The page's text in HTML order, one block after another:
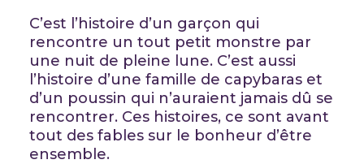
C’est l’histoire d’un garçon qui
rencontre un tout petit monstre par
une nuit de pleine lune. C’est aussi
l’histoire d’une famille de capybaras et
d’un poussin qui n’auraient jamais dû se
rencontrer. Ces histoires, ce sont avant
tout des fables sur le bonheur d’être
ensemble.